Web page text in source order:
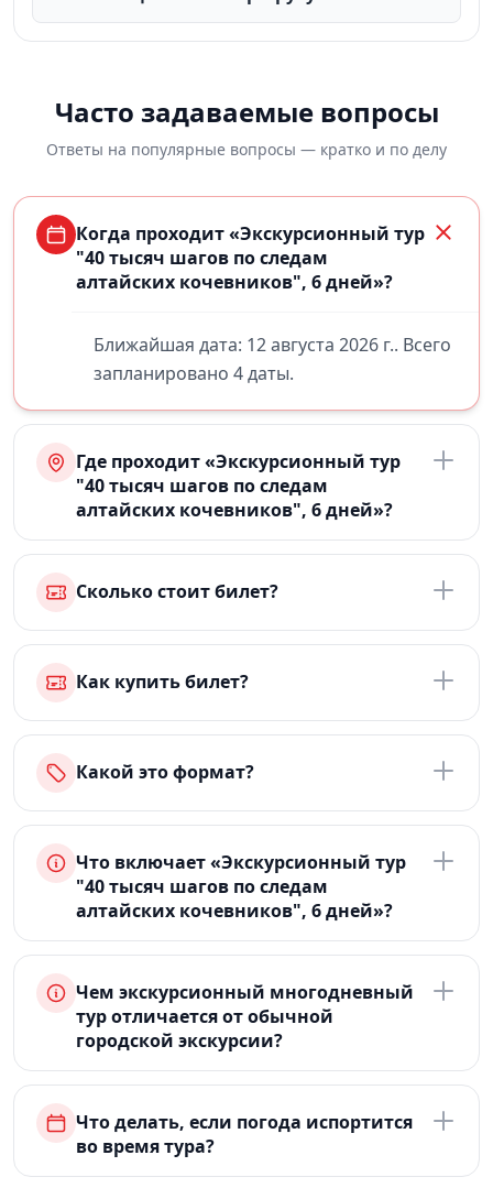
Часто задаваемые вопросы
Ответы на популярные вопросы — кратко и по делу
Когда проходит «Экскурсионный тур
"40 тысяч шагов по следам
алтайских кочевников", 6 дней»?
Ближайшая дата: 12 августа 2026 г.. Всего
запланировано 4 даты.
Где проходит «Экскурсионный тур
"40 тысяч шагов по следам
алтайских кочевников", 6 дней»?
Сколько стоит билет?
Как купить билет?
Какой это формат?
Что включает «Экскурсионный тур
"40 тысяч шагов по следам
алтайских кочевников", 6 дней»?
Чем экскурсионный многодневный
тур отличается от обычной
городской экскурсии?
Что делать, если погода испортится
во время тура?